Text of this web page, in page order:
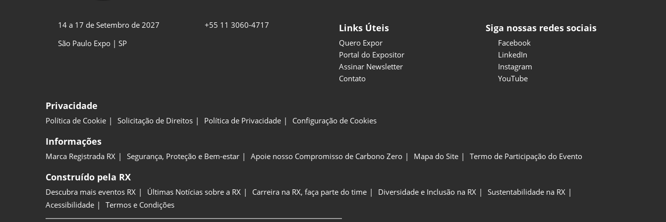
14 a 17 de Setembro de 2027
São Paulo Expo | SP
+55 11 3060-4717 Links Úteis
Quero Expor
Portal do Expositor
Assinar Newsletter
Contato
Siga nossas redes sociais
Facebook
LinkedIn
Instagram
YouTube
Privacidade
Política de Cookie Solicitação de Direitos Política de Privacidade Configuração de Cookies
Informações
Marca Registrada RX Segurança, Proteção e Bem-estar Apoie nosso Compromisso de Carbono Zero Mapa do Site Termo de Participação do Evento
Construído pela RX
Descubra mais eventos RX Últimas Notícias sobre a RX Carreira na RX, faça parte do time Diversidade e Inclusão na RX
Sustentabilidade na RX
Acessibilidade
Termos e Condições